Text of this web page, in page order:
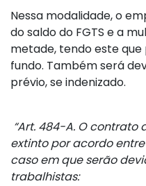
Nessa modalidade, o
do saldo do FGTS e a
metade, tendo este que
fundo. Também será
prévio, se indenizado.
“Art. 484-A. O
extinto por acordo
caso em que serão
trabalhistas: